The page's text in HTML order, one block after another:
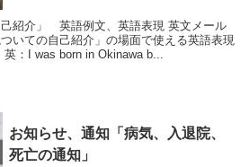
」 英語例文、英語表現 英文メール
いての自己紹介」の場面で使える英語表現
（英語例文）となります。 英：I was born in Okinawa b...
お知らせ、通知「病気、入退院、
死亡の通知」